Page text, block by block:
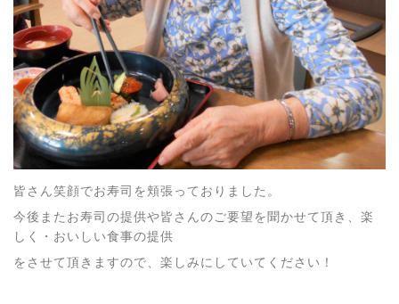
皆さん笑顔でお寿司を頬張っておりました。
今後またお寿司の提供や皆さんのご要望を聞かせて頂き、楽
しく・おいしい食事の提供
をさせて頂きますので、楽しみにしていてください！